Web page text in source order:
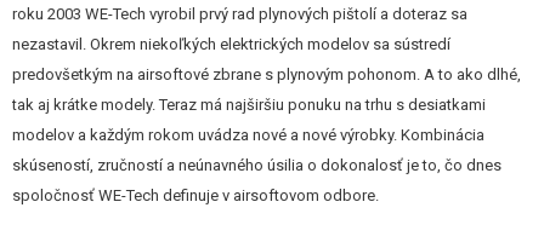
KONTAKT
roku 2003 WE-Tech vyrobil prvý rad plynových pištolí a doteraz sa
nezastavil. Okrem niekoľkých elektrických modelov sa sústredí
predovšetkým na airsoftové zbrane s plynovým pohonom. A to ako dlhé,
tak aj krátke modely. Teraz má najširšiu ponuku na trhu s desiatkami
modelov a každým rokom uvádza nové a nové výrobky. Kombinácia
skúseností, zručností a neúnavného úsilia o dokonalosť je to, čo dnes
spoločnosť WE-Tech definuje v airsoftovom odbore.